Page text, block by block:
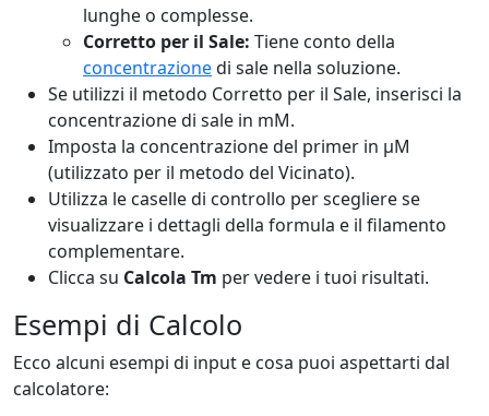
lunghe o complesse.
Corretto per il Sale: Tiene conto della
concentrazionedi sale nella soluzione.
Se utilizzi il metodo Corretto per il Sale, inserisci la
concentrazione di sale in mM.
Imposta la concentrazione del primer in μM
(utilizzato per il metodo del Vicinato).
Utilizza le caselle di controllo per scegliere se
visualizzare i dettagli della formula e il filamento
complementare.
Clicca su Calcola Tm per vedere i tuoi risultati.
Esempi di Calcolo
Ecco alcuni esempi di input e cosa puoi aspettarti dal
calcolatore: